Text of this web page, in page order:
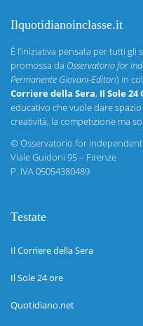
Ilquotidianoinclasse.it
È l’iniziativa pensata per tutti
promossa da Osservatorio for
Permanente Giovani-Editori) in
Corriere della Sera, Il Sole 24
educativo che vuole dare
creatività, la competizione ma
©Osservatorio for
Viale Guidoni 95 – Firenze
P. IVA 05054380489
Testate
Il Corriere della Sera
Il Sole 24 ore
Quotidiano.net